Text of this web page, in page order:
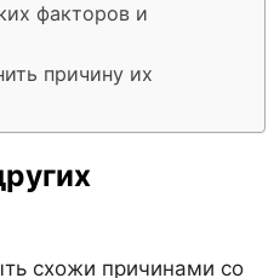
факторов и
причину их
схожи причинами со